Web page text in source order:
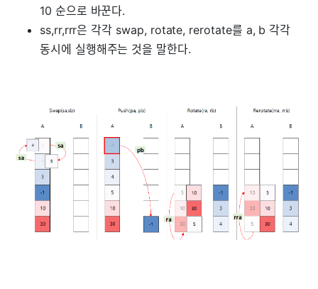
10 순으로 바꾼다.
ss,rr,rrr은 각각 swap, rotate, rerotate를 a, b 각각
동시에 실행해주는 것을 말한다.